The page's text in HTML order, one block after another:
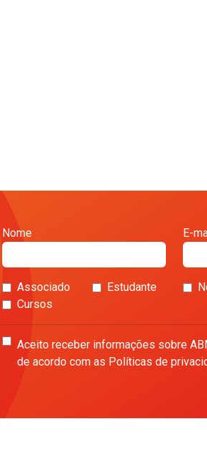
Nome E-
Associado Estudante
Cursos
Aceito receber informações sobre
de acordo com as Políticas de